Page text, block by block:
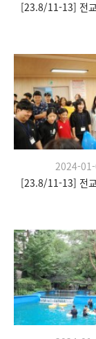
2024-